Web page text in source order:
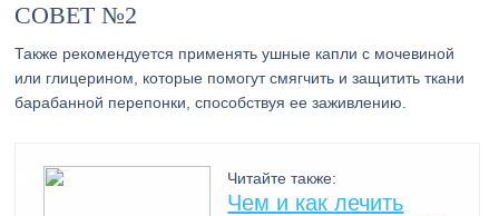
СОВЕТ №2
Также рекомендуется применять ушные капли с мочевиной
или глицерином, которые помогут смягчить и защитить ткани
барабанной перепонки, способствуя ее заживлению.
Читайте также:
Чем и как лечить